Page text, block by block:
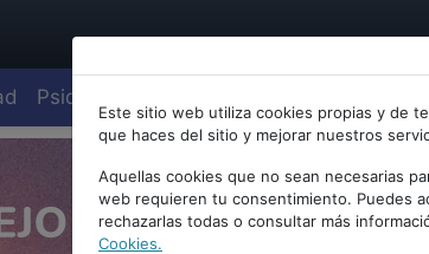
Psiquiatría
Este sitio web utiliza cookies propias y de
que haces del sitio y mejorar nuestros
Aquellas cookies que no sean necesarias
web requieren tu consentimiento. Puedes
rechazarlas todas o consultar más
Cookies.